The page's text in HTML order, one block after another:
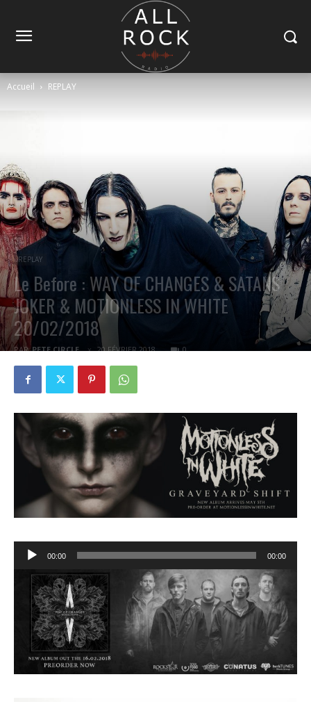
Accueil REPLAY
REPLAY
Le Before : WAY OF CHANGES & SATANS
JOKER & MOTIONLESS IN WHITE
20/02/2018
PAR PETE CIRCLE 20 FÉVRIER 2018 0
Lecteur
audio
00:00 00:00